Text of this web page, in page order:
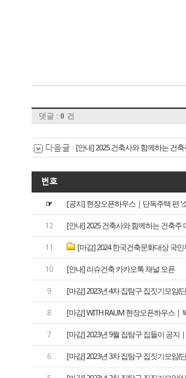
댓글 : 0 건
다음글 [안내] 2025 건축사와 함께하는 건
번호
☞ [공지] 현장오픈하우스｜단독주택 편 '
12 [안내] 2025 건축사와 함께하는 건축주
11 [마감] 2024 한국건축문화대상 국
10 [안내] 리슈건축 카카오톡 채널 오픈
9 [마감] 2023년 4차 집탐구 집짓기모임(
8 [마감] WITH RAUM 현장오픈하우스｜
7 [마감] 2023년 9월 집탐구 집들이 공지
6 [마감] 2023년 3차 집탐구 집짓기모임(